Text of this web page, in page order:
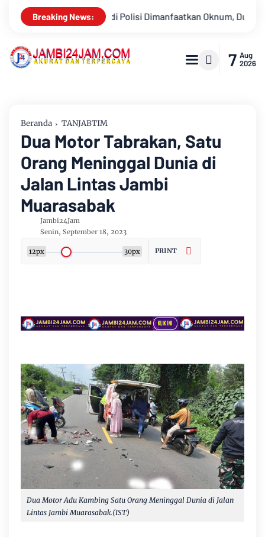
Breaking News:
Dua Anggota Polda Jambi Diduga Tipu Calon Bintara
7 Aug
2026
Beranda TANJABTIM
Dua Motor Tabrakan, Satu
Orang Meninggal Dunia di
Jalan Lintas Jambi
Muarasabak
Jambi24Jam
Senin, September 18, 2023
12px 30px PRINT
Dua Motor Adu Kambing Satu Orang Meninggal Dunia di Jalan
Lintas Jambi Muarasabak.(IST)